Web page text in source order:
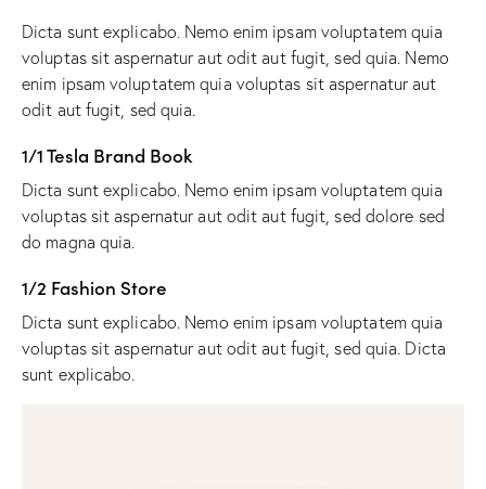
Dicta sunt explicabo. Nemo enim ipsam voluptatem quia
voluptas sit aspernatur aut odit aut fugit, sed quia. Nemo
enim ipsam voluptatem quia voluptas sit aspernatur aut
odit aut fugit, sed quia.
1/1 Tesla Brand Book
Dicta sunt explicabo. Nemo enim ipsam voluptatem quia
voluptas sit aspernatur aut odit aut fugit, sed dolore sed
do magna quia.
1/2 Fashion Store
Dicta sunt explicabo. Nemo enim ipsam voluptatem quia
voluptas sit aspernatur aut odit aut fugit, sed quia. Dicta
sunt explicabo.